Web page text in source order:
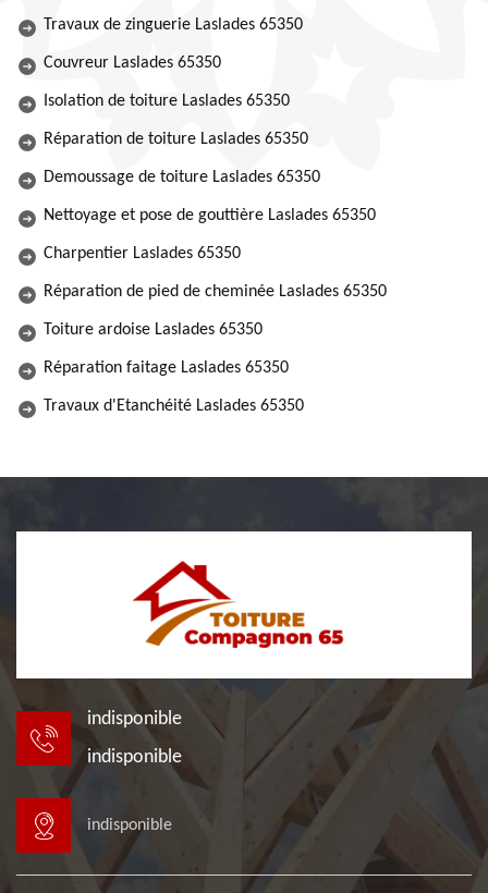
Travaux de zinguerie Laslades 65350
Couvreur Laslades 65350
Isolation de toiture Laslades 65350
Réparation de toiture Laslades 65350
Demoussage de toiture Laslades 65350
Nettoyage et pose de gouttière Laslades 65350
Charpentier Laslades 65350
Réparation de pied de cheminée Laslades 65350
Toiture ardoise Laslades 65350
Réparation faitage Laslades 65350
Travaux d'Etanchéité Laslades 65350
indisponible
indisponible
indisponible